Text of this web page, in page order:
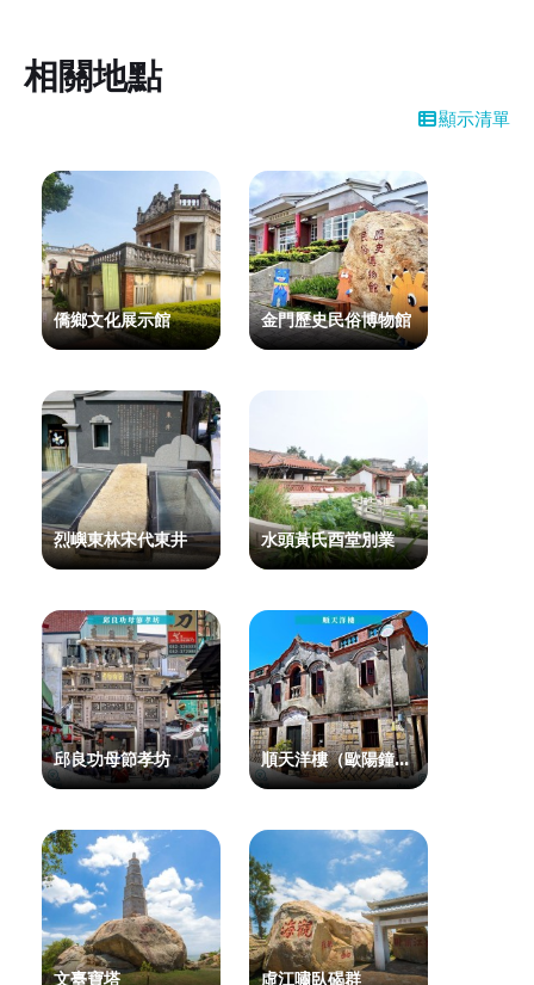
相關地點
顯示清單
僑鄉文化展示館 金門歷史民俗博物館
烈嶼東林宋代東井 水頭黃氏酉堂別業
邱良功母節孝坊 順天洋樓（歐陽鐘遠洋樓）
文臺寶塔 虛江嘯臥碣群